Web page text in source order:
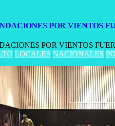
POR VIENTOS
POR VIENTOS
LOCALES NACIONALES